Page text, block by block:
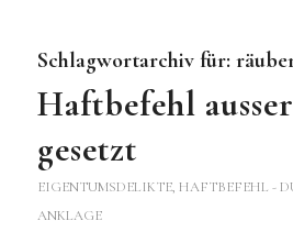
Schlagwortarchiv für:
Haftbefehl
gesetzt
EIGENTUMSDELIKTE, HAFTBEFEHL -
ANKLAGE